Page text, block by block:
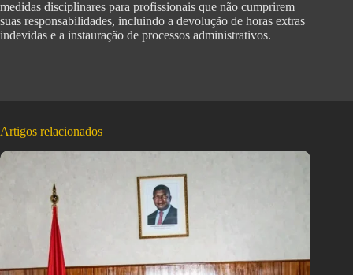
medidas disciplinares para profissionais que não cumprirem
suas responsabilidades, incluindo a devolução de horas extras
indevidas e a instauração de processos administrativos.
Artigos relacionados